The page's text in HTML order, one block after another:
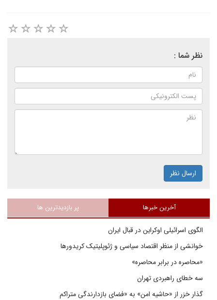
نظر شما :
ارسال نظر
آخرین خبرها پر بازدیدترین ها
الگوی اسرائیلی اوکراین در قبال ایران
خوانشی از منظر اقتصاد سیاسی و ژئوپلیتیک کریدورها
«محاصره در برابر محاصره»
سه خطای راهبردی تهران
گذار خزر از «حاشیه امن» به «فضای بازدارندگی متراکم